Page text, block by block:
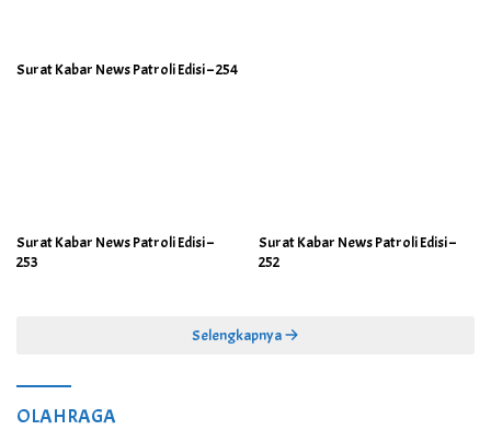
Surat Kabar News Patroli Edisi – 254
Surat Kabar News Patroli Edisi –
253
Surat Kabar News Patroli Edisi –
252
Selengkapnya
OLAHRAGA